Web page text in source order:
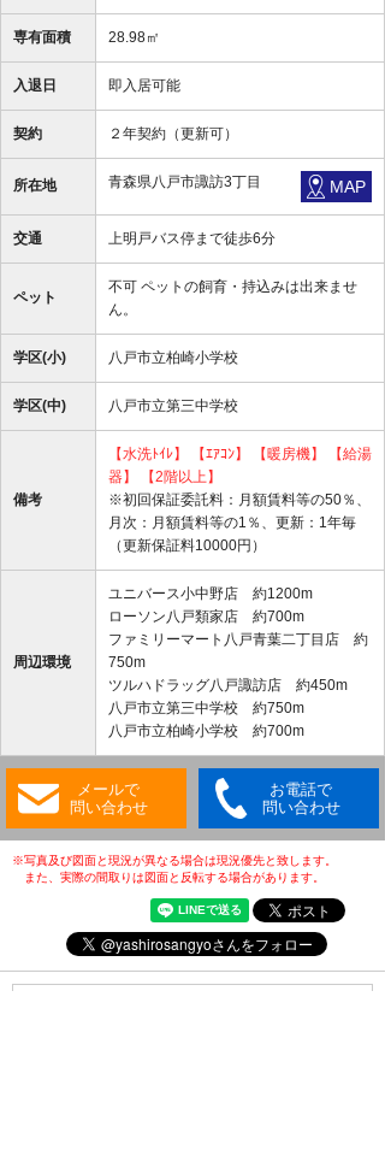
専有面積 28.98㎡
入退日 即入居可能
契約 ２年契約（更新可）
所在地 青森県八戸市諏訪3丁目 MAP
交通 上明戸バス停まで徒歩6分
ペット
不可 ペットの飼育・持込みは出来ませ
ん。
学区(小) 八戸市立柏崎小学校
学区(中) 八戸市立第三中学校
備考
【水洗ﾄｲﾚ】 【ｴｱｺﾝ】 【暖房機】
【給湯
器】
【2階以上】
※初回保証委託料：月額賃料等の50％、
月次：月額賃料等の1％、更新：1年毎
（更新保証料10000円）
周辺環境
ユニバース小中野店 約1200m
ローソン八戸類家店 約700m
ファミリーマート八戸青葉二丁目店 約
750m
ツルハドラッグ八戸諏訪店 約450m
八戸市立第三中学校 約750m
八戸市立柏崎小学校 約700m
メールで
問い合わせ
お電話で
問い合わせ
※写真及び図面と現況が異なる場合は現況優先と致します。
また、実際の間取りは図面と反転する場合があります。